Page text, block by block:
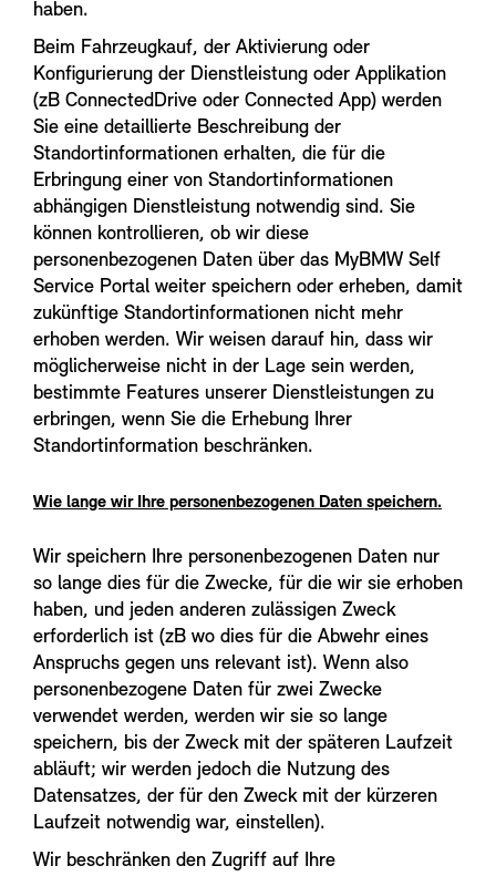
haben.
Beim Fahrzeugkauf, der Aktivierung oder
Konfigurierung der Dienstleistung oder Applikation
(zB ConnectedDrive oder Connected App) werden
Sie eine detaillierte Beschreibung der
Standortinformationen erhalten, die für die
Erbringung einer von Standortinformationen
abhängigen Dienstleistung notwendig sind. Sie
können kontrollieren, ob wir diese
personenbezogenen Daten über das MyBMW Self
Service Portal weiter speichern oder erheben, damit
zukünftige Standortinformationen nicht mehr
erhoben werden. Wir weisen darauf hin, dass wir
möglicherweise nicht in der Lage sein werden,
bestimmte Features unserer Dienstleistungen zu
erbringen, wenn Sie die Erhebung Ihrer
Standortinformation beschränken.
Wie lange wir Ihre personenbezogenen Daten speichern.
Wir speichern Ihre personenbezogenen Daten nur
so lange dies für die Zwecke, für die wir sie erhoben
haben, und jeden anderen zulässigen Zweck
erforderlich ist (zB wo dies für die Abwehr eines
Anspruchs gegen uns relevant ist). Wenn also
personenbezogene Daten für zwei Zwecke
verwendet werden, werden wir sie so lange
speichern, bis der Zweck mit der späteren Laufzeit
abläuft; wir werden jedoch die Nutzung des
Datensatzes, der für den Zweck mit der kürzeren
Laufzeit notwendig war, einstellen).
Wir beschränken den Zugriff auf Ihre